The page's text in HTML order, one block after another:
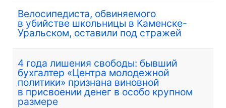
Велосипедиста, обвиняемого
в убийстве школьницы в Каменске-
Уральском, оставили под стражей
4 года лишения свободы: бывший
бухгалтер «Центра молодежной
политики» признана виновной
в присвоении денег в особо крупном
размере